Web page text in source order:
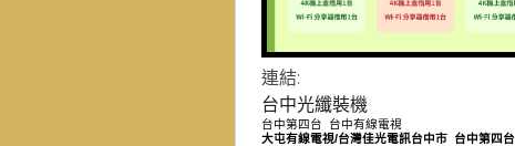
連結:
台中光纖裝機
台中第四台 台中有線電視
大屯有線電視/台灣佳光電訊台中市 台中第四台